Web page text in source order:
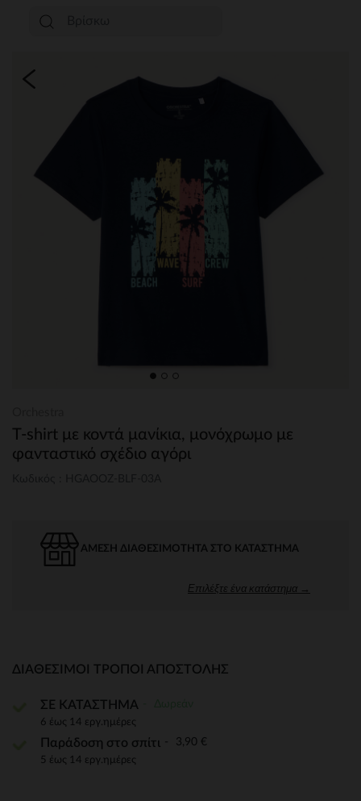
T-shirt με κοντά μανίκια, μονόχρωμο με
φανταστικό σχέδιο αγόρι
ΆΜΕΣΗ ΔΙΑΘΕΣΙΜΌΤΗΤΑ ΣΤΟ ΚΑΤΆΣΤΗΜΑ
Επιλέξτε ένα κατάστημα →
ΔΙΑΘΈΣΙΜΟΙ ΤΡΌΠΟΙ ΑΠΟΣΤΟΛΉΣ
ΣΕ ΚΑΤΑΣΤΗΜΑ
6 έως 14 εργ.ημέρες
Παράδοση στο σπίτι 3,90 €
5 έως 14 εργ.ημέρες